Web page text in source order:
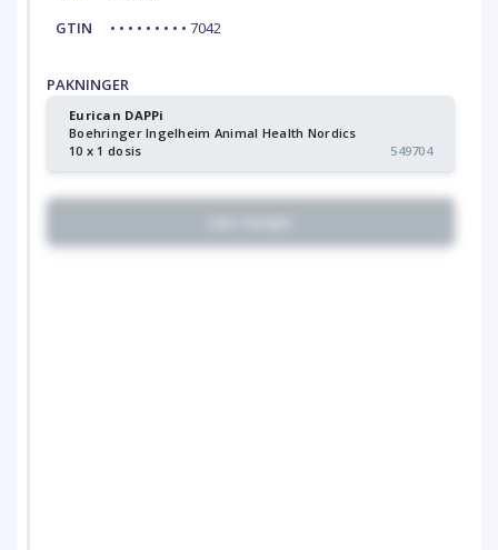
GTIN
• • • • • • • • • 7042
PAKNINGER
Eurican DAPPi
Boehringer Ingelheim Animal Health Nordics
10 x 1 dosis
549704